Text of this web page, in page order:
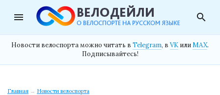
menu search
Новости велоспорта можно читать в Telegram, в VK илиMAX.
Подписывайтесь!
Главная → Новости велоспорта